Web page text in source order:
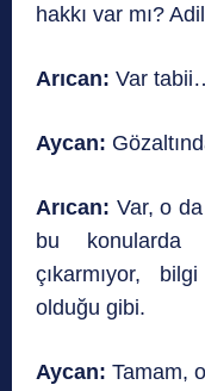
hakkı var mı?
Arıcan: Var
Aycan:
Arıcan: Var, o
bu konularda
çıkarmıyor,
olduğu gibi.
Aycan: Tamam,